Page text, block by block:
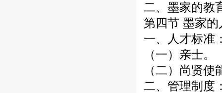
二、墨家的教
第四节 墨家
一、人才标准
（一）亲士。
（二）尚贤
二、管理制度